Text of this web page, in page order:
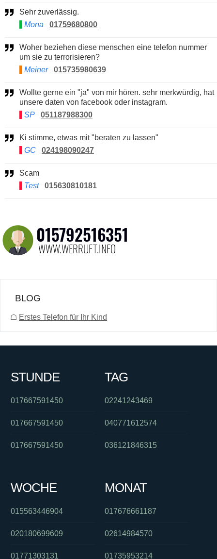
Sehr zuverlässig.
Mona
01759680800
Woher beziehen diese menschen eine telefon nummer
um sie zu terrorisieren?
Meiner
015735980639
Wollte gerne ein "ja" von mir hören. sehr merkwürdig, hat
unsere daten von facebook oder instagram.
SP
051187988300
Ki stimme, etwas mit "beraten zu lassen"
GC
024198090247
Scam
Test
015630810181
BLOG
☖ Erstes Telefon für Ihr Kind
STUNDE
017667591450
017667591450
017667591450
TAG
02241243469
040771612574
036121846315
WOCHE
015563446904
020180699609
01771303131
MONAT
017676661187
02614984570
01735953214